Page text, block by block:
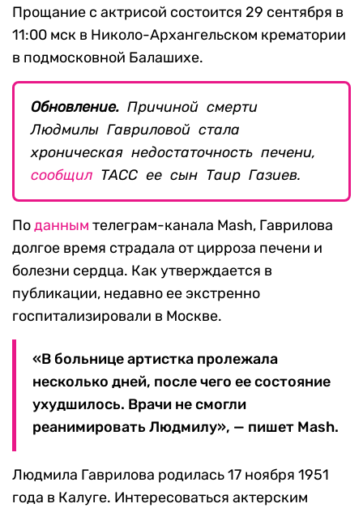
Прощание с актрисой состоится 29 сентября в
11:00 мск в Николо-Архангельском крематории
в подмосковной Балашихе.
Обновление. Причиной смерти
Людмилы Гавриловой стала
хроническая недостаточность печени,
сообщил ТАСС ее сын Таир Газиев.
Поданным телеграм-канала Mash, Гаврилова
долгое время страдала от цирроза печени и
болезни сердца. Как утверждается в
публикации, недавно ее экстренно
госпитализировали в Москве.
«В больнице артистка пролежала
несколько дней, после чего ее состояние
ухудшилось. Врачи не смогли
реанимировать Людмилу», — пишет Mash.
Людмила Гаврилова родилась 17 ноября 1951
года в Калуге. Интересоваться актерским